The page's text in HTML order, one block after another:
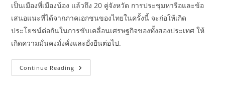
เป็นเมืองพี่เมืองน้อง แล้วถึง 20 คู่จังหวัด การประชุมหารือและข้อ
เสนอแนะที่ได้จากภาคเอกชนของไทยในครั้งนี้ จะก่อให้เกิด
ประโยชน์ต่อกันในการขับเคลื่อนเศรษฐกิจของทั้งสองประเทศ ให้
เกิดความมั่นคงมั่งคั่งและยั่งยืนต่อไป.
Continue Reading House
แหนม